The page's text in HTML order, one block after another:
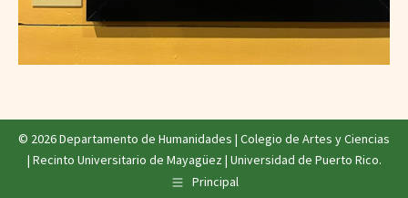
© 2026 Departamento de Humanidades | Colegio de Artes y Ciencias
| Recinto Universitario de Mayagüez| Universidad de Puerto Rico.
Principal